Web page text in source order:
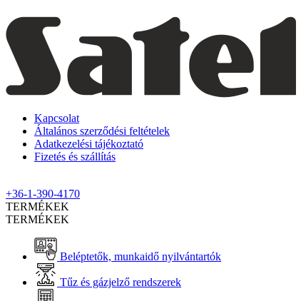
Kapcsolat
Általános szerződési feltételek
Adatkezelési tájékoztató
Fizetés és szállítás
+36-1-390-4170
TERMÉKEK
TERMÉKEK
Beléptetők, munkaidő nyilvántartók
Tűz és gázjelző rendszerek